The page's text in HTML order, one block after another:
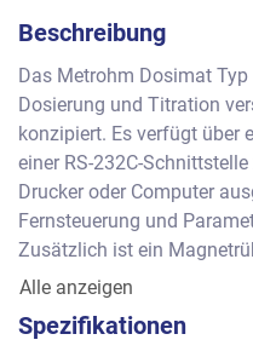
Beschreibung
Das Metrohm Dosimat
Dosierung und Titration
konzipiert. Es verfügt über
einer RS-232C-
Drucker oder Computer
Fernsteuerung und
Zusätzlich ist ein
Lösungen integriert,
Alle anzeigen
Spezifikationen